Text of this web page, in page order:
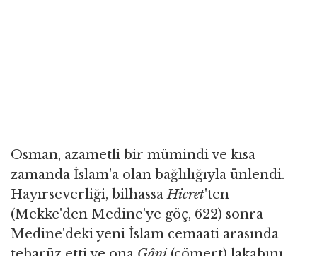
Osman, azametli bir mümindi ve kısa
zamanda İslam'a olan bağlılığıyla ünlendi.
Hayırseverliği, bilhassaHicret'ten
(Mekke'den Medine'ye göç, 622) sonra
Medine'deki yeni İslam cemaati arasında